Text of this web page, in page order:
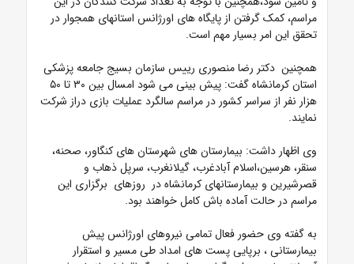
مراسم، کمک گرفتن از پایگاه های اورژانس استانهای همجوار در
تحقق این امر بسیار مهم است.
همچنین دکتر رضا منصوری رییس سازمان بسیج جامعه پزشکی
استان کرمانشاه گفت:
پیش بینی می شود امسال بین ۳۰ تا ۵۰
هزار نفر از سراسر کشور در مراسم سالگرد عملیات بازی دراز شرکت
نمایند.
وی اظهار داشت: بیمارستان های شهرستان های کنگاور، صحنه،
سنقر، هرسین،اسلام آبادغرب، گیلانغرب، سرپل ذهاب و
قصرشیرین و بیمارستانهای کرمانشاه در روزهای برگزاری این
مراسم در حالت آماده باش کامل خواهند بود.
به گفته وی حضور فعال تمامی نیروهای اورژانس پیش
بیمارستانی ، برپایی پست های امداد طی مسیر و استقرار